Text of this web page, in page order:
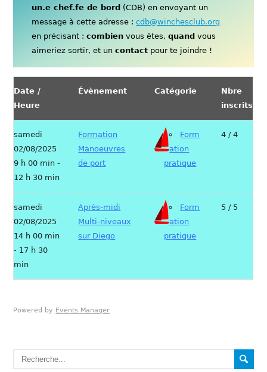
un.e chef.fe de bord (CDB) en envoyant un
message à cette adresse :cdb@winchesclub.org
en précisant :combien vous êtes,quand vous
aimeriez sortir, et uncontact pour te joindre !
Date /
Heure
Évènement Catégorie
Nbre
inscrits
samedi
02/08/2025
9 h 00 min -
12 h 30 min
Formation
Manoeuvres
de port
Form
ation
pratique
4 / 4
samedi
02/08/2025
14 h 00 min
- 17 h 30
min
Après-midi
Multi-niveaux
sur Diego
Form
ation
pratique
5 / 5
Powered by Events Manager